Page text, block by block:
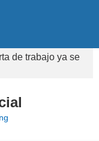
de trabajo ya se